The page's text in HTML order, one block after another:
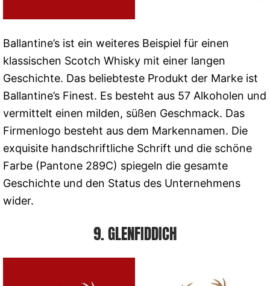
Ballantine’s ist ein weiteres Beispiel für einen
klassischen Scotch Whisky mit einer langen
Geschichte. Das beliebteste Produkt der Marke ist
Ballantine’s Finest. Es besteht aus 57 Alkoholen und
vermittelt einen milden, süßen Geschmack. Das
Firmenlogo besteht aus dem Markennamen. Die
exquisite handschriftliche Schrift und die schöne
Farbe (Pantone 289C) spiegeln die gesamte
Geschichte und den Status des Unternehmens
wider.
9. GLENFIDDICH